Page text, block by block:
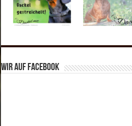
Wir auf Facebook